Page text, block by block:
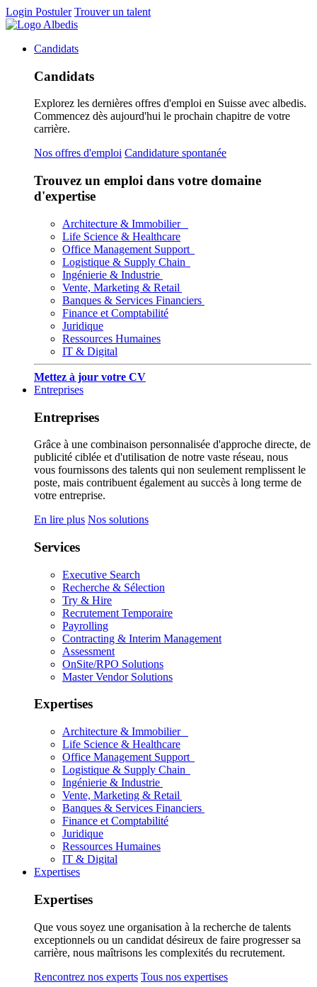
Login Postuler Trouver un talent
Candidats
Candidats
Explorez les dernières offres d'emploi en Suisse avec albedis.
Commencez dès aujourd'hui le prochain chapitre de votre
carrière.
Nos offres d'emploi Candidature spontanée
Trouvez un emploi dans votre domaine
d'expertise
Architecture & Immobilier
Life Science & Healthcare
Office Management Support
Logistique & Supply Chain
Ingénierie & Industrie
Vente, Marketing & Retail
Banques & Services Financiers
Finance et Comptabilité
Juridique
Ressources Humaines
IT & Digital
Mettez à jour votre CV
Entreprises
Entreprises
Grâce à une combinaison personnalisée d'approche directe, de
publicité ciblée et d'utilisation de notre vaste réseau, nous
vous fournissons des talents qui non seulement remplissent le
poste, mais contribuent également au succès à long terme de
votre entreprise.
En lire plus Nos solutions
Services
Executive Search
Recherche & Sélection
Try & Hire
Recrutement Temporaire
Payrolling
Contracting & Interim Management
Assessment
OnSite/RPO Solutions
Master Vendor Solutions
Expertises
Architecture & Immobilier
Life Science & Healthcare
Office Management Support
Logistique & Supply Chain
Ingénierie & Industrie
Vente, Marketing & Retail
Banques & Services Financiers
Finance et Comptabilité
Juridique
Ressources Humaines
IT & Digital
Expertises
Expertises
Que vous soyez une organisation à la recherche de talents
exceptionnels ou un candidat désireux de faire progresser sa
carrière, nous maîtrisons les complexités du recrutement.
Rencontrez nos experts Tous nos expertises